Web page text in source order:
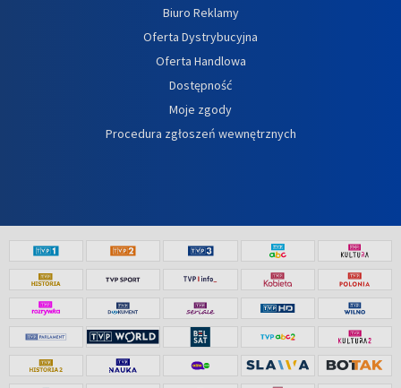
Biuro Reklamy
Oferta Dystrybucyjna
Oferta Handlowa
Dostępność
Moje zgody
Procedura zgłoszeń wewnętrznych